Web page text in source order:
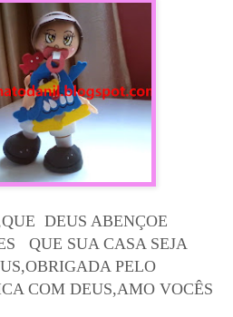
DEUS ABENÇOE
QUE SUA CASA SEJA
PELO
COM DEUS,AMO VOCÊS